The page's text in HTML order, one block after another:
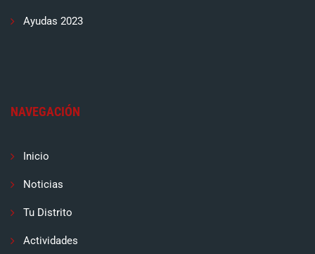
Ayudas 2023
NAVEGACIÓN
Inicio
Noticias
Tu Distrito
Actividades